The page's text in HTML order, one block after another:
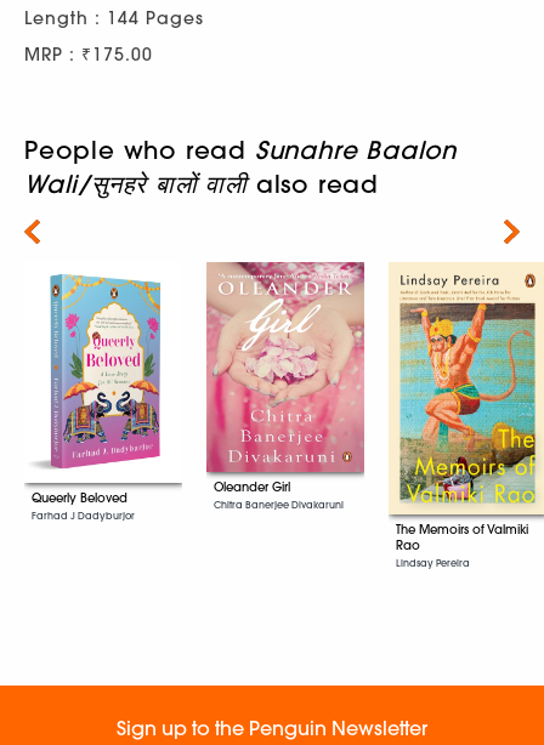
Length : 144 Pages
MRP : ₹175.00
People who read Sunahre Baalon
Wali/सुनहरे बालों वालीalso read
Queerly Beloved
Farhad J Dadyburjor
Oleander Girl
Chitra Banerjee Divakaruni
The Memoirs of Valmiki
Rao
Lindsay Pereira
Next
Sign up to the Penguin Newsletter